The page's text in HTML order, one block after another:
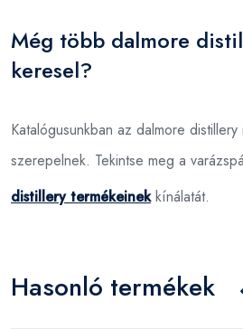
Még több dalmore
keresel?
Katalógusunkban az dalmore distillery
szerepelnek. Tekintse meg a
distillery termékeinekkínálatát.
Hasonló termékek